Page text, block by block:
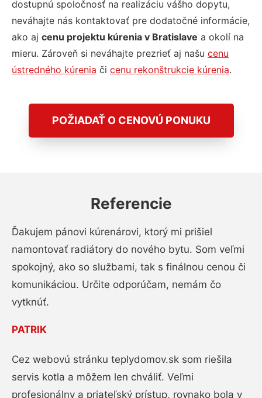
dostupnú spoločnosť na realizáciu vášho dopytu,
neváhajte nás kontaktovať pre dodatočné informácie,
ako aj cenu projektu kúrenia v Bratislave a okolí na
mieru. Zároveň si neváhajte prezrieť aj našu cenu
ústredného kúrenia či cenu rekonštrukcie kúrenia.
POŽIADAŤ O CENOVÚ PONUKU
Referencie
Ďakujem pánovi kúrenárovi, ktorý mi prišiel
namontovať radiátory do nového bytu. Som veľmi
spokojný, ako so službami, tak s finálnou cenou či
komunikáciou. Určite odporúčam, nemám čo
vytknúť.
PATRIK
Cez webovú stránku teplydomov.sk som riešila
servis kotla a môžem len chváliť. Veľmi
profesionálny a priateľský prístup, rovnako bola v